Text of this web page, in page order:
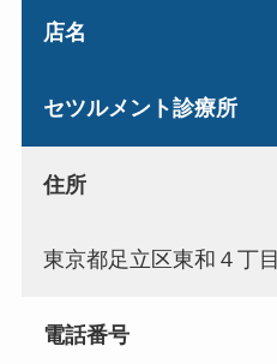
店名
セツルメント診療所
住所
東京都足立区東和４丁
電話番号